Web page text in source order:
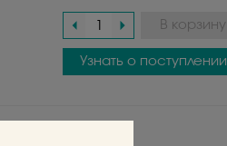
В корзину
Узнать о поступлении